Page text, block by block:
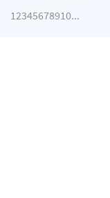
12345678910...